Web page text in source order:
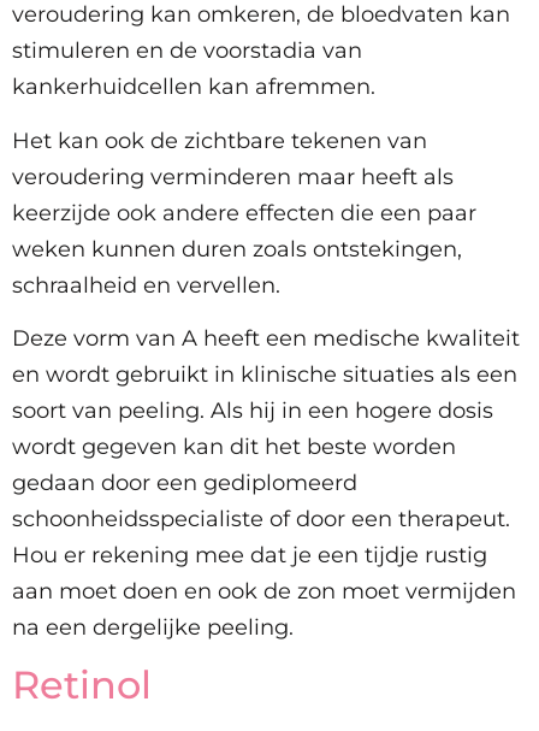
veroudering kan omkeren, de bloedvaten kan
stimuleren en de voorstadia van
kankerhuidcellen kan afremmen.
Het kan ook de zichtbare tekenen van
veroudering verminderen maar heeft als
keerzijde ook andere effecten die een paar
weken kunnen duren zoals ontstekingen,
schraalheid en vervellen.
Deze vorm van A heeft een medische kwaliteit
en wordt gebruikt in klinische situaties als een
soort van peeling. Als hij in een hogere dosis
wordt gegeven kan dit het beste worden
gedaan door een gediplomeerd
schoonheidsspecialiste of door een therapeut.
Hou er rekening mee dat je een tijdje rustig
aan moet doen en ook de zon moet vermijden
na een dergelijke peeling.
Retinol